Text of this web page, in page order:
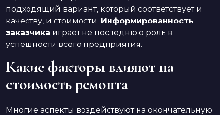
подходящий вариант, который соответствует и
качеству, и стоимости. Информированность
заказчика играет не последнюю роль в
успешности всего предприятия.
Какие факторы влияют на
стоимость ремонта
Многие аспекты воздействуют на окончательную